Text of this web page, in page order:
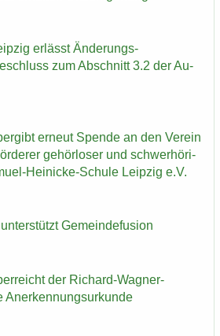
er­lässt Änderungs-​
zum Ab­schnitt 3.2 der Au­
er­neut Spen­de an den Ver­ein
ge­hör­lo­ser und schwer­hö­ri­
​Heinicke-Schule Leip­zig e.V.
Ge­mein­de­fu­si­on
der Richard-​Wagner-
An­er­ken­nungs­ur­kun­de